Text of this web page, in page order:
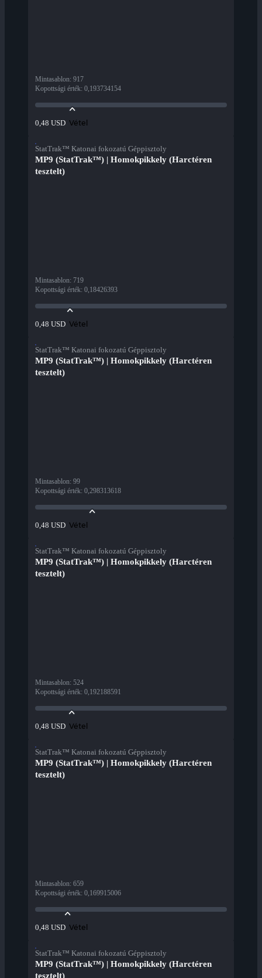
Mintasablon: 917
Kopottsági érték: 0,193734154
0,48 USD Vétel
StatTrak™ Katonai fokozatú Géppisztoly
MP9 (StatTrak™) | Homokpikkely (Harctéren
tesztelt)
Mintasablon: 719
Kopottsági érték: 0,18426393
0,48 USD Vétel
StatTrak™ Katonai fokozatú Géppisztoly
MP9 (StatTrak™) | Homokpikkely (Harctéren
tesztelt)
Mintasablon: 99
Kopottsági érték: 0,298313618
0,48 USD Vétel
StatTrak™ Katonai fokozatú Géppisztoly
MP9 (StatTrak™) | Homokpikkely (Harctéren
tesztelt)
Mintasablon: 524
Kopottsági érték: 0,192188591
0,48 USD Vétel
StatTrak™ Katonai fokozatú Géppisztoly
MP9 (StatTrak™) | Homokpikkely (Harctéren
tesztelt)
Mintasablon: 659
Kopottsági érték: 0,169915006
0,48 USD Vétel
StatTrak™ Katonai fokozatú Géppisztoly
MP9 (StatTrak™) | Homokpikkely (Harctéren
tesztelt)